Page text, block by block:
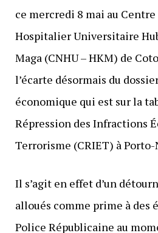
ce mercredi 8 mai au
Hospitalier Universitaire
Maga (CNHU – HKM) de
l’écarte désormais du
économique qui est sur la
Répression des Infractions
Terrorisme (CRIET) à Porto-
Il s’agit en effet d’un
alloués comme prime à des
Police Républicaine au